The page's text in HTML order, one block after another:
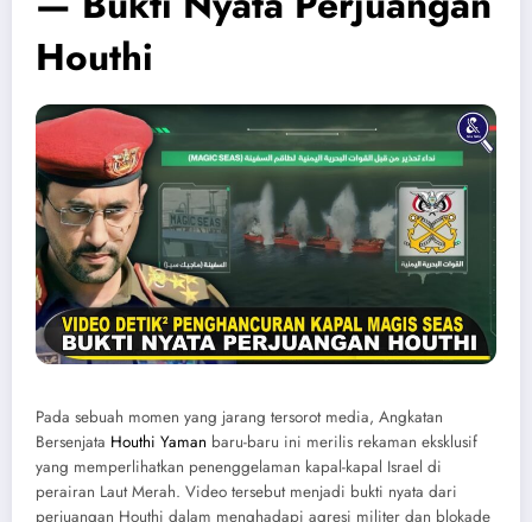
Houthi
Pada sebuah momen yang jarang tersorot media, Angkatan
Bersenjata Houthi Yaman baru-baru ini merilis rekaman eksklusif
yang memperlihatkan penenggelaman kapal-kapal Israel di
perairan Laut Merah. Video tersebut menjadi bukti nyata dari
perjuangan Houthi dalam menghadapi agresi militer dan blokade